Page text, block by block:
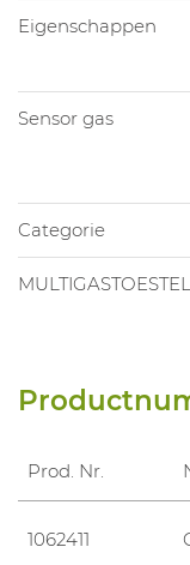
Eigenschappen
Sensor gas
Categorie
Prod. Nr.
1062411